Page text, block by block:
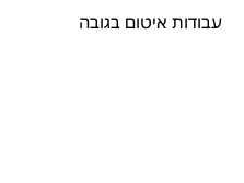
עבודות איטום בגובה